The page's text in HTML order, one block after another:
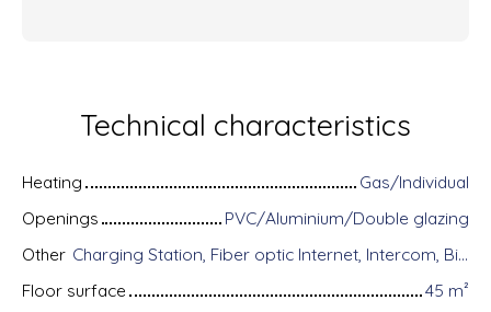
Technical characteristics
Heating
Gas/Individual
Openings
PVC/Aluminium/Double glazing
Other
Charging Station, Fiber optic Internet, Intercom, Bike storage, Armored door, Videophone
Floor surface
45 m²